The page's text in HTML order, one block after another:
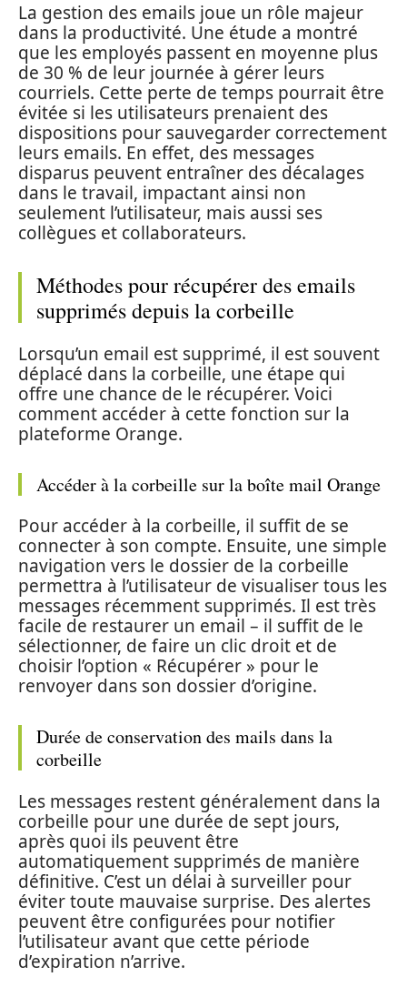
La gestion des emails joue un rôle majeur
dans la productivité. Une étude a montré
que les employés passent en moyenne plus
de 30 % de leur journée à gérer leurs
courriels. Cette perte de temps pourrait être
évitée si les utilisateurs prenaient des
dispositions pour sauvegarder correctement
leurs emails. En effet, des messages
disparus peuvent entraîner des décalages
dans le travail, impactant ainsi non
seulement l’utilisateur, mais aussi ses
collègues et collaborateurs.
Méthodes pour récupérer des emails
supprimés depuis la corbeille
Lorsqu’un email est supprimé, il est souvent
déplacé dans la corbeille, une étape qui
offre une chance de le récupérer. Voici
comment accéder à cette fonction sur la
plateforme Orange.
Accéder à la corbeille sur la boîte mail Orange
Pour accéder à la corbeille, il suffit de se
connecter à son compte. Ensuite, une simple
navigation vers le dossier de la corbeille
permettra à l’utilisateur de visualiser tous les
messages récemment supprimés. Il est très
facile de restaurer un email – il suffit de le
sélectionner, de faire un clic droit et de
choisir l’option « Récupérer » pour le
renvoyer dans son dossier d’origine.
Durée de conservation des mails dans la
corbeille
Les messages restent généralement dans la
corbeille pour une durée de sept jours,
après quoi ils peuvent être
automatiquement supprimés de manière
définitive. C’est un délai à surveiller pour
éviter toute mauvaise surprise. Des alertes
peuvent être configurées pour notifier
l’utilisateur avant que cette période
d’expiration n’arrive.